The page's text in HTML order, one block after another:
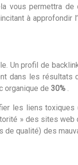
vous permettra de
à approfondir
Un profil de
les résultats
organique de 30% .
les liens
» des sites
qualité) des